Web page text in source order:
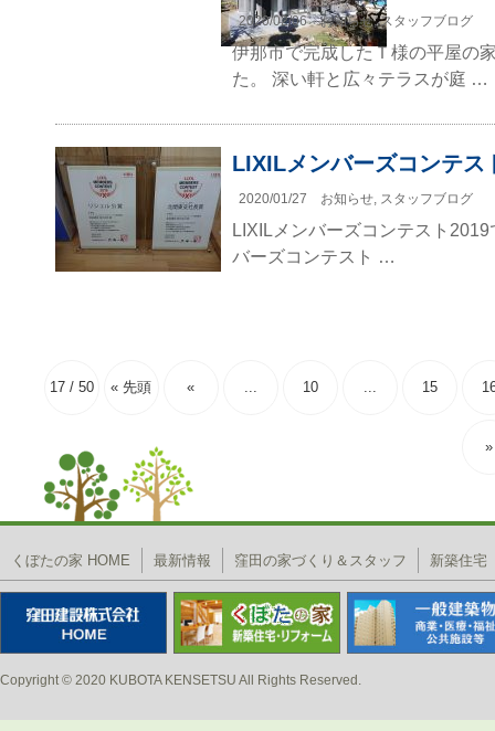
2020/02/06 お知らせ,スタッフブログ
伊那市で完成したＴ様の平屋の
た。 深い軒と広々テラスが庭 …
LIXILメンバーズコンテ
2020/01/27 お知らせ, スタッフブログ
LIXILメンバーズコンテスト
バーズコンテスト …
17 / 50 « 先頭 « ... 10 ... 15
»
くぼたの家 HOME 最新情報 窪田の家づくり＆スタッフ 新築住宅
Copyright © 2020 KUBOTA KENSETSU All Rights Reserved.